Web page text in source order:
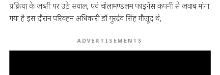
प्रक्रिया के जब्ती पर उठे सवाल, एवं चोलामण्डलम फाइनेंस कंपनी से जवाब मांगा
गया है इस दौरान परिवहन अधिकारी डॉ गुरदेव सिंह मौजूद थे,
ADVERTISEMENTS